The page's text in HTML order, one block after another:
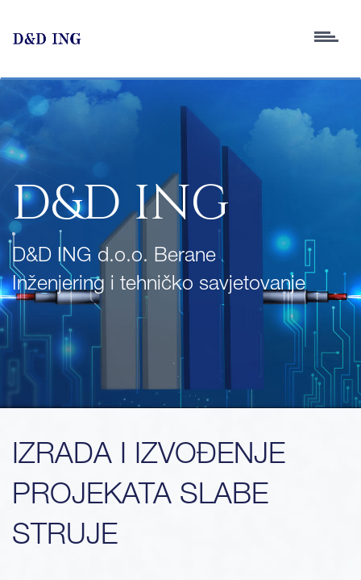
Toggle
D&D ING
D&D ING d.o.o. Berane
Inženjering i tehničko savjetovanje
IZRADA I IZVOĐENJE
PROJEKATA SLABE
STRUJE